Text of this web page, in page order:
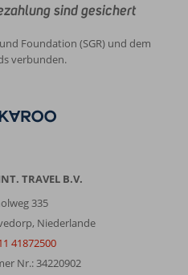
sind gesichert
Foundation (SGR) und dem
verbunden.
TRAVEL B.V.
335
Niederlande
41872500
Nr.: 34220902